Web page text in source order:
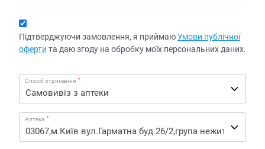
Підтверджуючи замовлення, я приймаюУмови публічної
оферти та даю згоду на обробку моїх персональних даних.
Спосіб отримання *
Аптека *